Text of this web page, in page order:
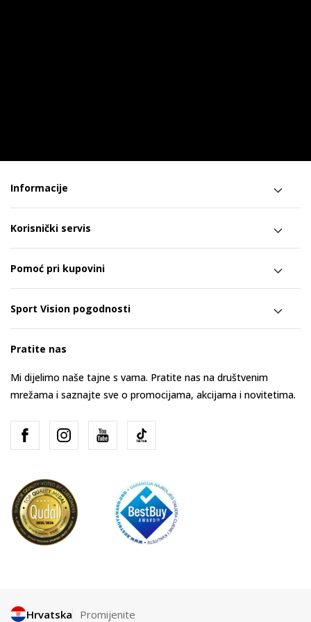
Informacije
Korisnički servis
Pomoć pri kupovini
Sport Vision pogodnosti
Pratite nas
Mi dijelimo naše tajne s vama. Pratite nas na društvenim
mrežama i saznajte sve o promocijama, akcijama i novitetima.
Hrvatska Promijenite